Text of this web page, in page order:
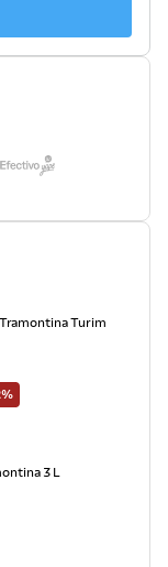
Turim
3 L